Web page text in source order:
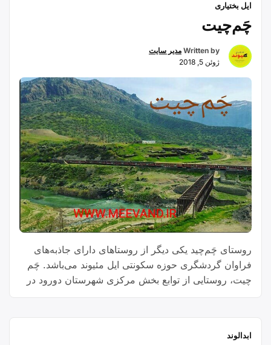
ورزشی …
ایل بختیاری
چَم‌چیت
Written by مدیر سایت
ژوئن 5, 2018
روستای چَم‌چید یکی دیگر از روستاهای دارای جاذبه‌های
فراوان گردشگری حوزه سکونتی ایل مئیوند می‌باشد. چَم
چیت، روستایی از توابع بخش مرکزی شهرستان دورود در
ابدالوند